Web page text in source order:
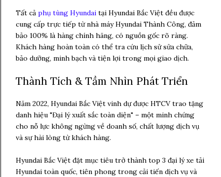
Tất cả phụ tùng Hyundai tại Hyundai Bắc Việt đều được
cung cấp trực tiếp từ nhà máy Hyundai Thành Công, đảm
bảo 100% là hàng chính hãng, có nguồn gốc rõ ràng.
Khách hàng hoàn toàn có thể tra cứu lịch sử sửa chữa,
bảo dưỡng, minh bạch và tiện lợi trong mọi giao dịch.
Thành Tích & Tầm Nhìn Phát Triển
Năm 2022, Hyundai Bắc Việt vinh dự được HTCV trao tặng
danh hiệu "Đại lý xuất sắc toàn diện" – một minh chứng
cho nỗ lực không ngừng về doanh số, chất lượng dịch vụ
và sự hài lòng từ khách hàng.
Hyundai Bắc Việt đặt mục tiêu trở thành top 3 đại lý xe tải
Hyundai toàn quốc, tiên phong trong cải tiến dịch vụ và